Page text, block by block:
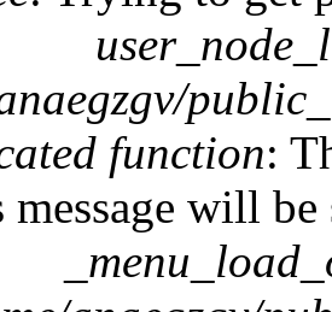
function:
message will